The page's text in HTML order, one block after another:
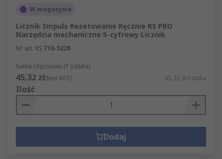
W magazynie
Licznik Impuls Resetowanie Ręcznie RS PRO
Narzędzia mechaniczne 5-cyfrowy Licznik
Nr art. RS 710-5228
Suma częściowa (1 sztuka)
45,32 zł(bez VAT) 45,32 zł/sztuka
Ilość
Dodaj